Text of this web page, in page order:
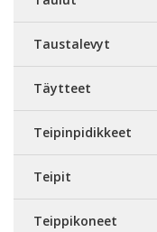
Taustalevyt
Täytteet
Teipinpidikkeet
Teipit
Teippikoneet